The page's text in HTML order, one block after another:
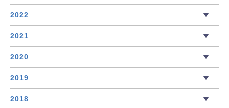
2022
2021
2020
2019
2018